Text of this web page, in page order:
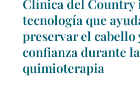
Clínica del Country
tecnología que
preservar el cabello
confianza durante la
quimioterapia